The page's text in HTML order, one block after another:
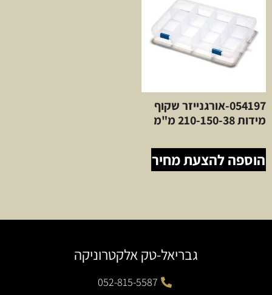
054197-אורגנייזר שקוף
מידות 210-150-38 מ"מ
הוספה להצעת מחיר
גבריאל-טק אלקטרוניקה
052-815-5587